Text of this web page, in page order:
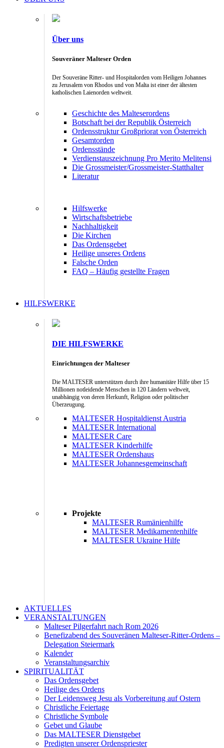
Über uns
Souveräner Malteser Orden
Der Souveräne Ritter- und Hospitalorden vom Heiligen Johannes
zu Jerusalem von Rhodos und von Malta ist einer der ältesten
katholischen Laienorden weltweit.
Geschichte des Malteserordens
Botschaft bei der Republik Österreich
Ordensstruktur Großpriorat von Österreich
Gesamtorden
Ordensstände
Verdienstauszeichnung Pro Merito Melitensi
Die Grossmeister/Grossmeister-Statthalter
Literatur
Hilfswerke
Wirtschaftsbetriebe
Nachhaltigkeit
Die Kirchen
Das Ordensgebet
Heilige unseres Ordens
Falsche Orden
FAQ – Häufig gestellte Fragen
HILFSWERKE
DIE HILFSWERKE
Einrichtungen der Malteser
Die MALTESER unterstützen durch ihre humanitäre Hilfe über 15
Millionen notleidende Menschen in 120 Ländern weltweit,
unabhängig von deren Herkunft, Religion oder politischer
Überzeugung.
MALTESER Hospitaldienst Austria
MALTESER International
MALTESER Care
MALTESER Kinderhilfe
MALTESER Ordenshaus
MALTESER Johannesgemeinschaft
Projekte
MALTESER Rumänienhilfe
MALTESER Medikamentenhilfe
MALTESER Ukraine Hilfe
AKTUELLES
VERANSTALTUNGEN
Malteser Pilgerfahrt nach Rom 2026
Benefizabend des Souveränen Malteser-Ritter-Ordens –
Delegation Steiermark
Kalender
Veranstaltungsarchiv
SPIRITUALITÄT
Das Ordensgebet
Heilige des Ordens
Der Leidensweg Jesu als Vorbereitung auf Ostern
Christliche Feiertage
Christliche Symbole
Gebet und Glaube
Das MALTESER Dienstgebet
Predigten unserer Ordenspriester